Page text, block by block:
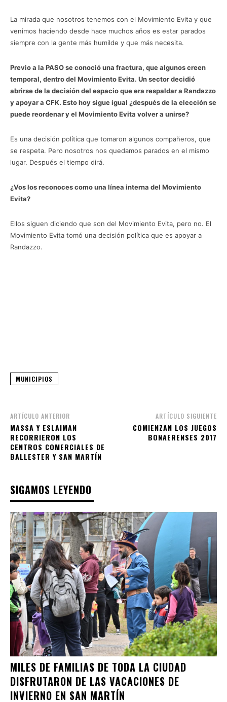
La mirada que nosotros tenemos con el Movimiento Evita y que
venimos haciendo desde hace muchos años es estar parados
siempre con la gente más humilde y que más necesita.
Previo a la PASO se conoció una fractura, que algunos creen
temporal, dentro del Movimiento Evita. Un sector decidió
abrirse de la decisión del espacio que era respaldar a Randazzo
y apoyar a CFK. Esto hoy sigue igual ¿después de la elección se
puede reordenar y el Movimiento Evita volver a unirse?
Es una decisión política que tomaron algunos compañeros, que
se respeta. Pero nosotros nos quedamos parados en el mismo
lugar. Después el tiempo dirá.
¿Vos los reconoces como una línea interna del Movimiento
Evita?
Ellos siguen diciendo que son del Movimiento Evita, pero no. El
Movimiento Evita tomó una decisión política que es apoyar a
Randazzo.
MUNICIPIOS
ARTÍCULO ANTERIOR
MASSA Y ESLAIMAN
RECORRIERON LOS
CENTROS COMERCIALES DE
BALLESTER Y SAN MARTÍN
ARTÍCULO SIGUIENTE
COMIENZAN LOS JUEGOS
BONAERENSES 2017
SIGAMOS LEYENDO
MILES DE FAMILIAS DE TODA LA CIUDAD
DISFRUTARON DE LAS VACACIONES DE
INVIERNO EN SAN MARTÍN